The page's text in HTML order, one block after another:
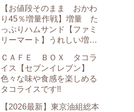
【お値段そのまま おかわ
り45％増量作戦】増量 た
っぷりハムサンド【ファミ
リーマート】うれしい増量
ＣＡＦＥ ＢＯＸ タコラ
イス【セブンイレブン】
色々な味や食感を楽しめる
タコライスです!!
【2026最新】東京油組総本